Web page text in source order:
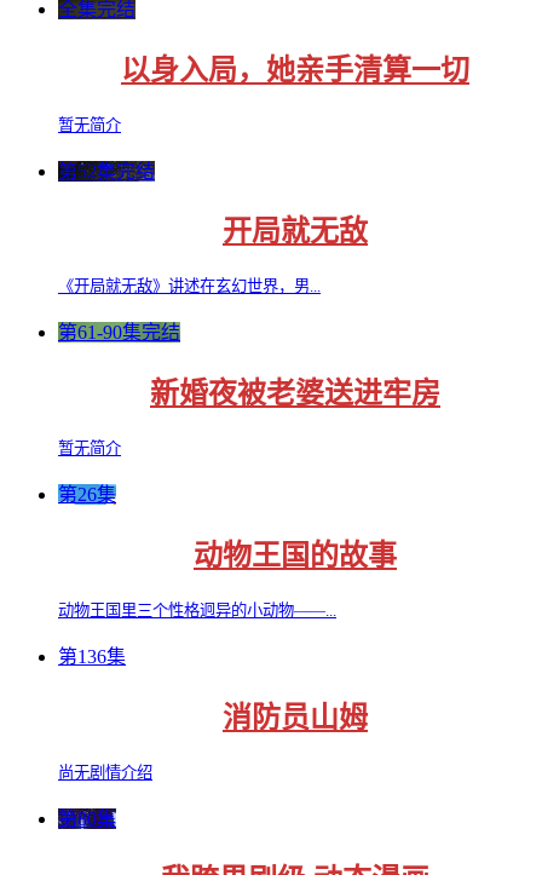
全集完结
以身入局，她亲手清算一切
暂无简介
第52集完结
开局就无敌
《开局就无敌》讲述在玄幻世界，男...
第61-90集完结
新婚夜被老婆送进牢房
暂无简介
第26集
动物王国的故事
动物王国里三个性格迥异的小动物——...
第136集
消防员山姆
尚无剧情介绍
第80集